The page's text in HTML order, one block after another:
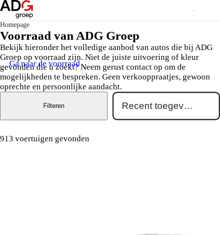
Homepage
Voorraad van ADG Groep
Bekijk hieronder het volledige aanbod van autos die bij ADG
Groep op voorraad zijn. Niet de juiste uitvoering of kleur
gevonden die u zoekt? Neem gerust contact op om de
mogelijkheden te bespreken. Geen verkooppraatjes, gewoon
oprechte en persoonlijke aandacht.
Ga naar de voorraad
913 voertuigen gevonden
Filteren